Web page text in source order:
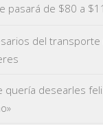
pasará de $80 a
del transporte
quería desearles